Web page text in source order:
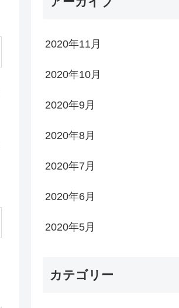
2020年11月
2020年10月
2020年9月
2020年8月
2020年7月
2020年6月
2020年5月
カテゴリー